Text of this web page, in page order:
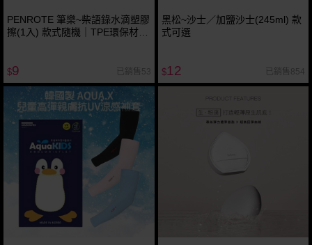
PENROTE 筆樂~柴語錄水滴塑膠
擦(1入) 款式隨機｜TPE環保材質
$9 已銷售53
黑松~沙士／加鹽沙士(245ml) 款
式可選
$12 已銷售854